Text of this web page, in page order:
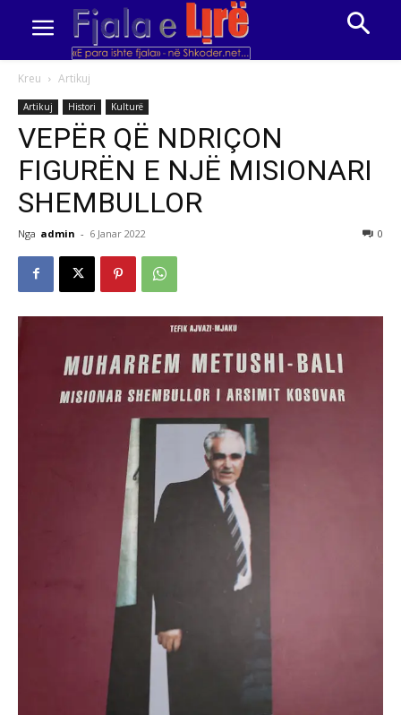
Kreu Artikuj
Artikuj Histori Kulturë
VEPËR QË NDRIÇON
FIGURËN E NJË MISIONARI
SHEMBULLOR
Nga admin - 6 Janar 2022 0